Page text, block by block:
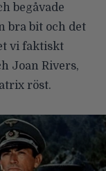
begåvade
bra bit och det
vi faktiskt
Joan Rivers,
röst.